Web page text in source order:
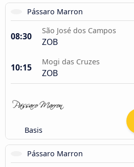
Pássaro Marron
08:30
São José dos Campos
ZOB
10:15
Mogi das Cruzes
ZOB
Basis
Pássaro Marron